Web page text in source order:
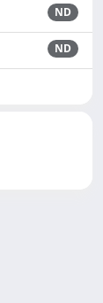
ND
ND